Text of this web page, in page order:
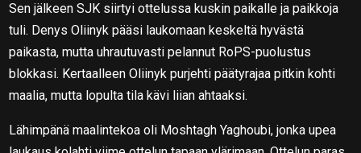
Sen jälkeen SJK siirtyi ottelussa kuskin paikalle ja paikkoja
tuli. Denys Oliinyk pääsi laukomaan keskeltä hyvästä
paikasta, mutta uhrautuvasti pelannut RoPS-puolustus
blokkasi. Kertaalleen Oliinyk purjehti päätyrajaa pitkin kohti
maalia, mutta lopulta tila kävi liian ahtaaksi.
Lähimpänä maalintekoa oli Moshtagh Yaghoubi, jonka upea